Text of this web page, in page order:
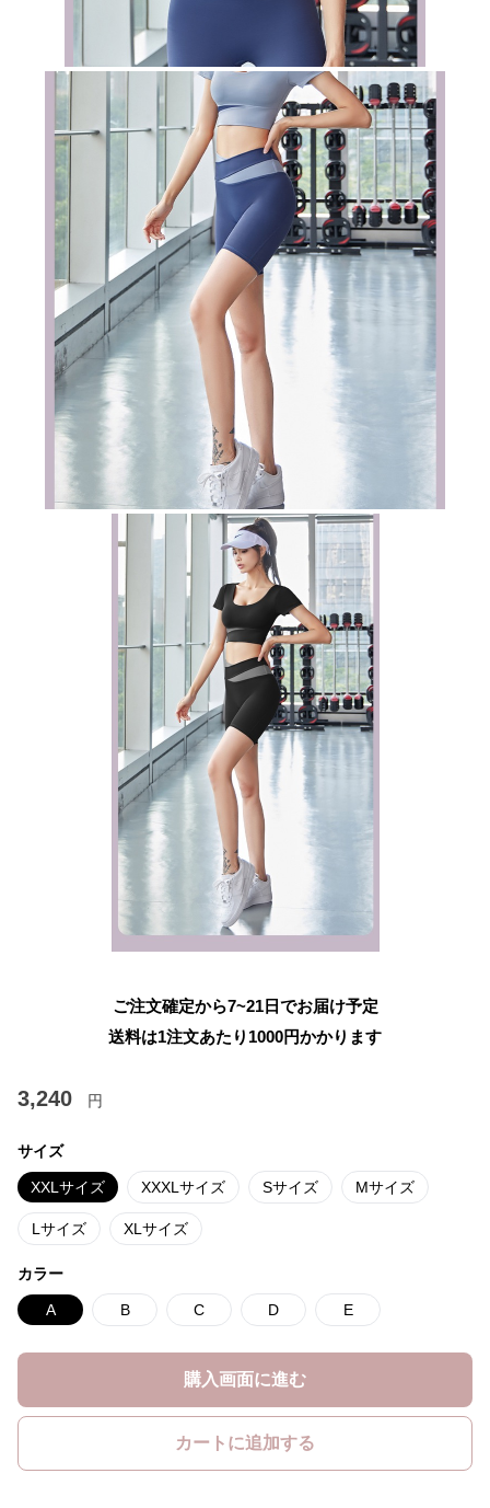
ご注文確定から7~21日でお届け予定
送料は1注文あたり 1000円かかります
3,240 円
サイズ
XXLサイズ XXXLサイズ Sサイズ Mサイズ
Lサイズ XLサイズ
カラー
A B C D E
購入画面に進む
カートに追加する